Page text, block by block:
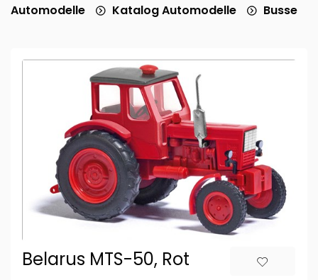
Automodelle Katalog Automodelle Busse
Belarus MTS-50, Rot